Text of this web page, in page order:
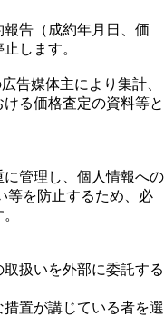
告（成約年月日、価
します。
告媒体主により集計、
る価格査定の資料等と
管理し、個人情報への
等を防止するため、必
扱いを外部に委託する
置が講じている者を選